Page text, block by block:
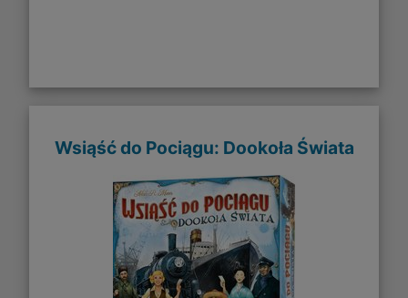
Wsiąść do Pociągu: Dookoła Świata